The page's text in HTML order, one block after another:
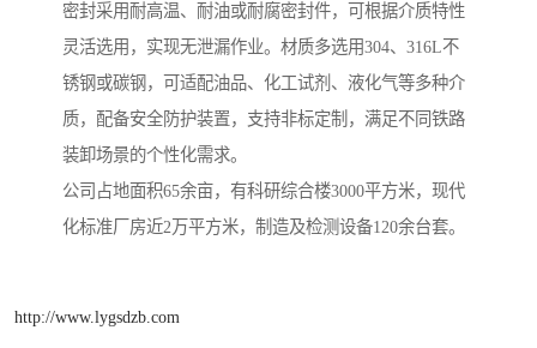
密封采用耐高温、耐油或耐腐密封件，可根据介质特性
灵活选用，实现无泄漏作业。材质多选用304、316L不
锈钢或碳钢，可适配油品、化工试剂、液化气等多种介
质，配备安全防护装置，支持非标定制，满足不同铁路
装卸场景的个性化需求。
公司占地面积65余亩，有科研综合楼3000平方米，现代
化标准厂房近2万平方米，制造及检测设备120余台套。
http://www.lygsdzb.com